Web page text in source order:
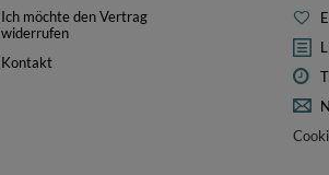
Ich möchte den Vertrag
widerrufen
Kontakt